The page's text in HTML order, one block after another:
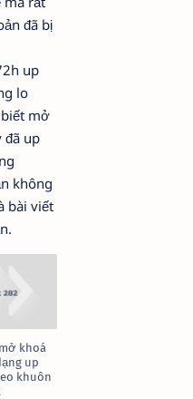
đã bị
up
lo
mở
đã up
không
bài viết
khoá
up
khuôn